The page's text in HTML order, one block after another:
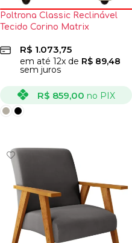
Poltrona Classic Reclinável
Tecido Corino Matrix
R$ 1.073,75
em até 12x de R$ 89,48
sem juros
R$ 859,00 no PIX